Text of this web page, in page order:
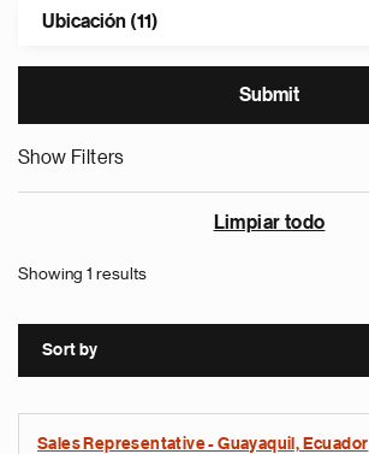
Ubicación (11)
Show Filters
Limpiar todo
Showing 1 results
Sort by
Sales Representative - Guayaquil, Ecuador